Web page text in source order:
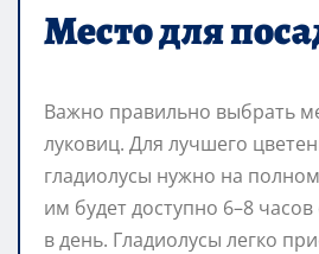
Место для
Важно правильно выбрать
луковиц. Для лучшего
гладиолусы нужно на
им будет доступно 6–8
в день. Гладиолусы легко